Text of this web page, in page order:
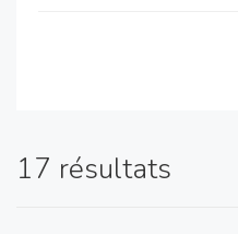
17 résultats